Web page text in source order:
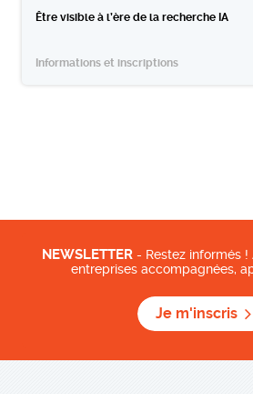
Être visible à l’ère de la recherche IA
Informations et inscriptions
NEWSLETTER - Restez informés !
entreprises accompagnées,
Je m'inscris